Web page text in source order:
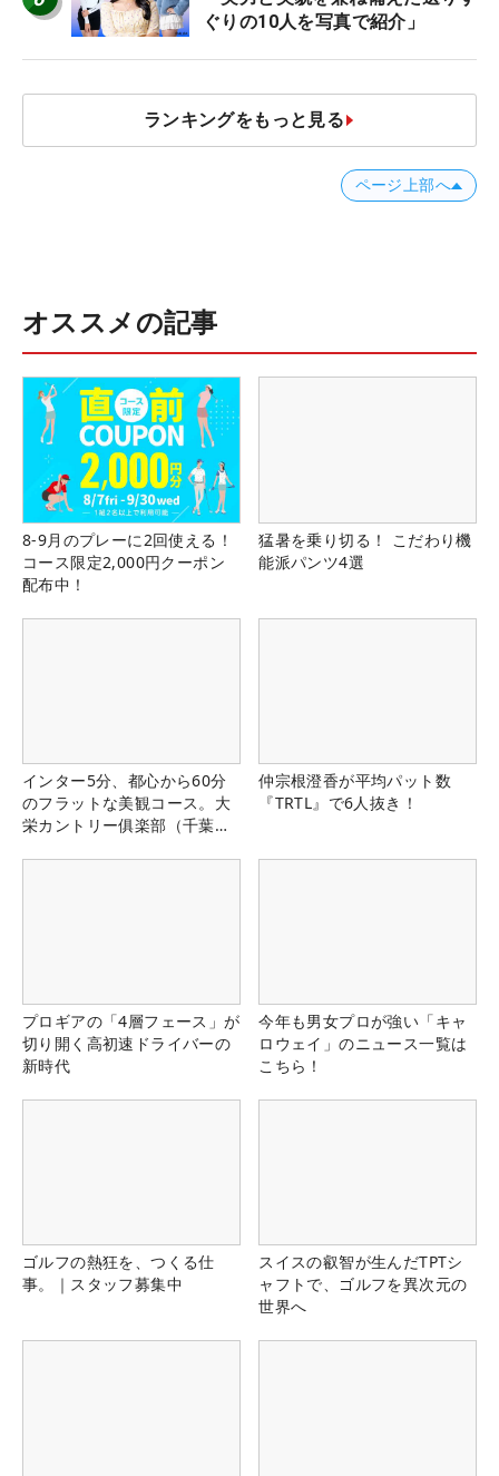
ぐりの10人を写真で紹介」
ランキングをもっと見る
ページ上部へ
オススメの記事
8-9月のプレーに2回使える！
コース限定2,000円クーポン
配布中！
猛暑を乗り切る！ こだわり機
能派パンツ4選
インター5分、都心から60分
のフラットな美観コース。大
栄カントリー俱楽部（千葉
仲宗根澄香が平均パット数
『TRTL』で6人抜き！
プロギアの「4層フェース」が
切り開く高初速ドライバーの
新時代
今年も男女プロが強い「キャ
ロウェイ」のニュース一覧は
こちら！
ゴルフの熱狂を、つくる仕
事。｜スタッフ募集中
スイスの叡智が生んだTPTシ
ャフトで、ゴルフを異次元の
世界へ